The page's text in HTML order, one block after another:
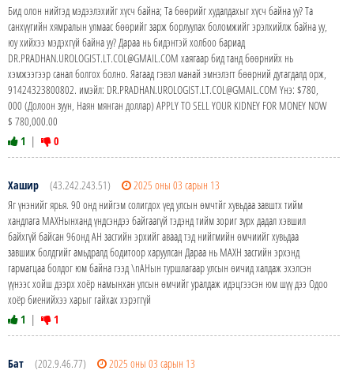
Бид олон нийтэд мэдээлэхийг хүсч байна; Та бөөрийг худалдахыг хүсч байна уу? Та
санхүүгийн хямралын улмаас бөөрийг зарж борлуулах боломжийг эрэлхийлж байна уу,
юу хийхээ мэдэхгүй байна уу? Дараа нь бидэнтэй холбоо бариад
DR.PRADHAN.UROLOGIST.LT.COL@GMAIL.COM хаягаар бид танд бөөрнийх нь
хэмжээгээр санал болгох болно. Яагаад гэвэл манай эмнэлэгт бөөрний дутагдалд орж,
91424323800802. имэйл: DR.PRADHAN.UROLOGIST.LT.COL@GMAIL.COM Yнэ: $780,
000 (Долоон зуун, Наян мянган доллар) APPLY TO SELL YOUR KIDNEY FOR MONEY NOW
$ 780,000.00
1 | 0
Хашир (43.242.243.51)
2025 оны 03 сарын 13
Яг үнэнийг ярья. 90 онд нийгэм солигдох үед улсын өмчтйг хувьдаа завштх тийм
хандлага МАХНынханд үндсэндээ байгаагүй тэдэнд тийм зориг зүрх дадал хэвшил
байхгүй байсан 96онд АН засгийн эрхийг аваад тэд нийгмийн өмчиийг хувьдаа
завшиж болдгийг амьдралд бодитоор харуулсан Дараа нь МАХН засгийн эрхэнд
гармагцаа болдог юм байна гээд \nАНын туршлагаар улсын өичид халдаж эхэлсэн
үүнээс хойш дээрх хоёр намынхан улсын өмчийг уралдаж идэцгээсэн юм шүү дээ Одоо
хоёр биенийхээ харыг гайхах хэрэггүй
1 | 1
Бат (202.9.46.77)
2025 оны 03 сарын 13